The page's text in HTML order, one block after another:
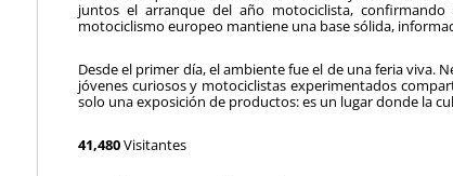
juntos el arranque del año motociclista,
motociclismo europeo mantiene una base sólida,
Desde el primer día, el ambiente fue el de una feria viva.
jóvenes curiosos y motociclistas experimentados
solo una exposición de productos: es un lugar donde la
41,480Visitantes